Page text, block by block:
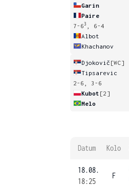
Garin
Paire
7-63
, 6-4
Albot
Khachanov
Djokovič [WC]
Tipsarevic
2-6, 3-6
Kubot [2]
Melo
Datum Kolo
18.08.
18:25
F